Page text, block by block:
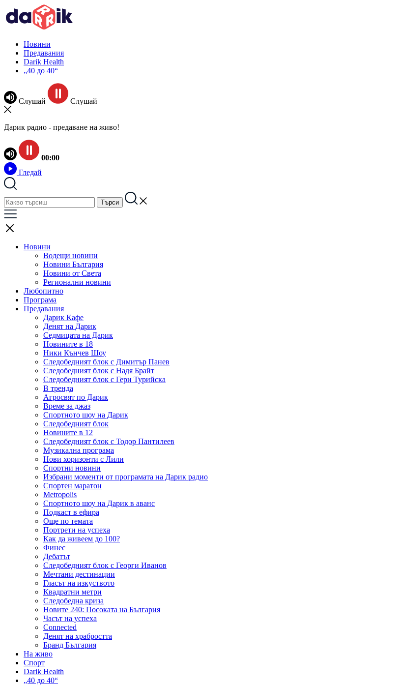
Новини
Предавания
Darik Health
„40 до 40“
Слушай Слушай
Дарик радио - предаване на живо!
00:00
Гледай
Новини
Водещи новини
Новини България
Новини от Света
Регионални новини
Любопитно
Програма
Предавания
Дарик Кафе
Денят на Дарик
Седмицата на Дарик
Новините в 18
Ники Кънчев Шоу
Следобедният блок с Димитър Панев
Следобедният блок с Надя Брайт
Следобедният блок с Гери Турийска
В тренда
Агросвят по Дарик
Време за джаз
Спортното шоу на Дарик
Следобедният блок
Новините в 12
Следобедният блок с Тодор Пантилеев
Музикална програма
Нови хоризонти с Лили
Спортни новини
Избрани моменти от програмата на Дарик радио
Спортен маратон
Metropolis
Спортното шоу на Дарик в аванс
Подкаст в ефира
Още по темата
Портрети на успеха
Как да живеем до 100?
Финес
Дебатът
Следобедният блок с Георги Иванов
Мечтани дестинации
Гласът на изкуството
Квадратни метри
Следобедна криза
Новите 240: Посоката на България
Часът на успеха
Connected
Денят на храбростта
Бранд България
На живо
Спорт
Darik Health
„40 до 40“